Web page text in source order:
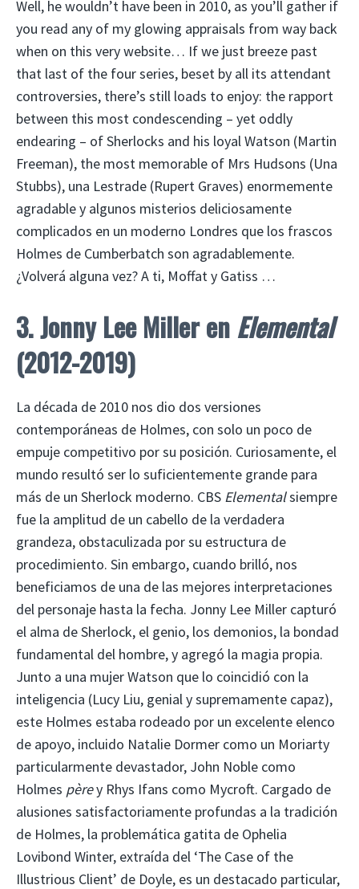
Well, he wouldn’t have been in 2010, as you’ll gather if
you read any of my glowing appraisals from way back
when on this very website… If we just breeze past
that last of the four series, beset by all its attendant
controversies, there’s still loads to enjoy: the rapport
between this most condescending – yet oddly
endearing – of Sherlocks and his loyal Watson (Martin
Freeman), the most memorable of Mrs Hudsons (Una
Stubbs), una Lestrade (Rupert Graves) enormemente
agradable y algunos misterios deliciosamente
complicados en un moderno Londres que los frascos
Holmes de Cumberbatch son agradablemente.
¿Volverá alguna vez? A ti, Moffat y Gatiss …
3. Jonny Lee Miller en Elemental
(2012-2019)
La década de 2010 nos dio dos versiones
contemporáneas de Holmes, con solo un poco de
empuje competitivo por su posición. Curiosamente, el
mundo resultó ser lo suficientemente grande para
más de un Sherlock moderno. CBS Elementalsiempre
fue la amplitud de un cabello de la verdadera
grandeza, obstaculizada por su estructura de
procedimiento. Sin embargo, cuando brilló, nos
beneficiamos de una de las mejores interpretaciones
del personaje hasta la fecha. Jonny Lee Miller capturó
el alma de Sherlock, el genio, los demonios, la bondad
fundamental del hombre, y agregó la magia propia.
Junto a una mujer Watson que lo coincidió con la
inteligencia (Lucy Liu, genial y supremamente capaz),
este Holmes estaba rodeado por un excelente elenco
de apoyo, incluido Natalie Dormer como un Moriarty
particularmente devastador, John Noble como
Holmes pèrey Rhys Ifans como Mycroft. Cargado de
alusiones satisfactoriamente profundas a la tradición
de Holmes, la problemática gatita de Ophelia
Lovibond Winter, extraída del ‘The Case of the
Illustrious Client’ de Doyle, es un destacado particular,